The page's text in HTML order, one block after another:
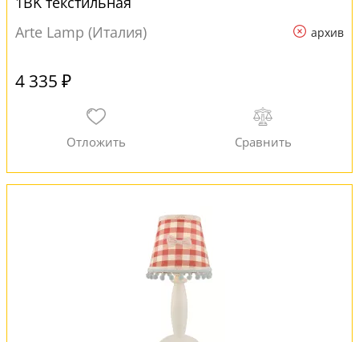
Arte Lamp (Италия)
архив
4 335 ₽